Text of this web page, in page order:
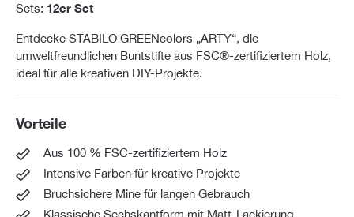
Sets: 12er Set
Entdecke STABILO GREENcolors „ARTY“, die
umweltfreundlichen Buntstifte aus FSC®-zertifiziertem Holz,
ideal für alle kreativen DIY-Projekte.
Vorteile
Aus 100 % FSC-zertifiziertem Holz
Intensive Farben für kreative Projekte
Bruchsichere Mine für langen Gebrauch
Klassische Sechskantform mit Matt-Lackierung